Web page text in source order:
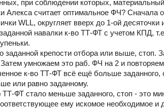
при соблюдении которых,
Алекса считает оптимальное ФЧ?
WLL, округляет вверх до 1-ой
навалки к-во ТТ-ФТ с учетом КПД,
заданной крепости отбора или выше,
умножаем это раб. ФЧ на 2 и повторяем
к-во ТТ-ФТ всё ещё больше
или равно заданному.
ТТ-ФТ стало меньше заданного, стоп - это
ему искомое необходимое и